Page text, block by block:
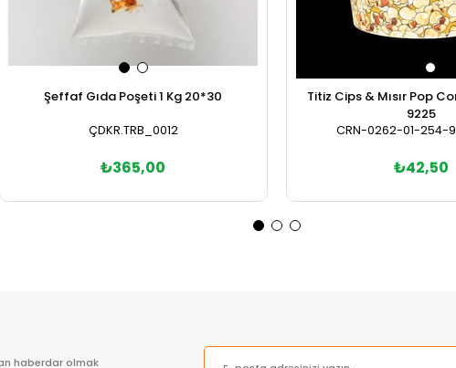
Şeffaf Gıda Poşeti 1 Kg 20*30
ÇDKR.TRB_0012
₺365,00
Titiz Cips & Mısır Pop
9225
CRN-0262-01-254-
₺42,50
haberdar olmak